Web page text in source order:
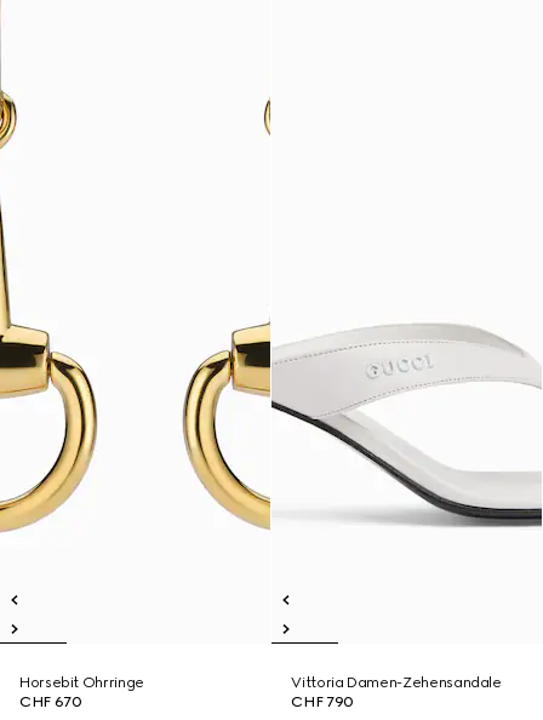
Horsebit Ohrringe
CHF 670
Vittoria Damen-Zehensandale
CHF 790